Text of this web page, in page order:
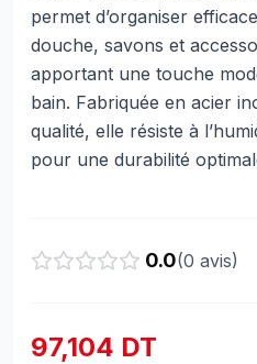
permet d’organiser
douche, savons et
apportant une touche
bain. Fabriquée en acier
qualité, elle résiste à
pour une durabilité
0.0(0 avis)
97,104 DT